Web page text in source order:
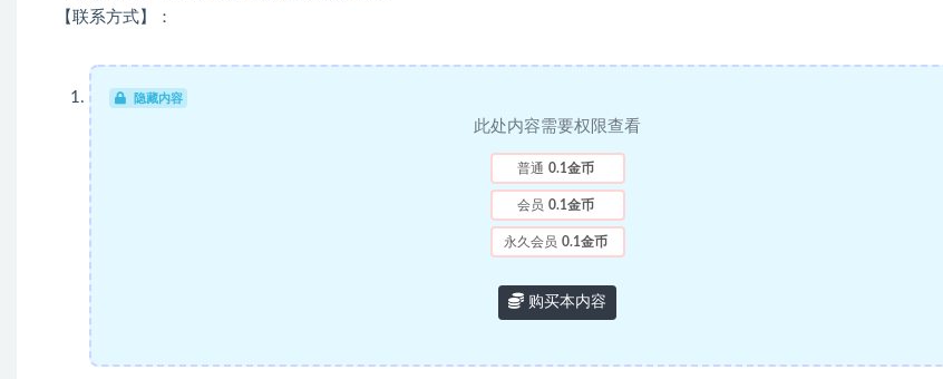
【联系方式】：
隐藏内容
此处内容需要权限查看
普通 0.1金币
会员 0.1金币
永久会员 0.1金币
购买本内容